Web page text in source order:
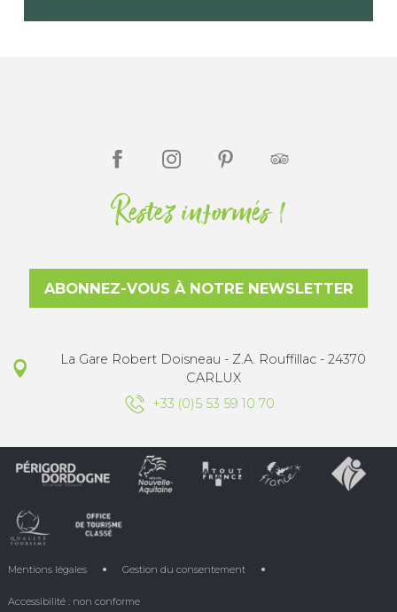
Restez informés !
ABONNEZ-VOUS À NOTRE NEWSLETTER
La Gare Robert Doisneau - Z.A. Rouffillac - 24370
CARLUX
+33 (0)5 53 59 10 70
Mentions légales Gestion du consentement
Accessibilité : non conforme